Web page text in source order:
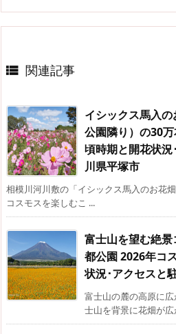
 関連記事
イシックス馬入
公園隣り）の30
頃時期と開花状
川県平塚市
相模川河川敷の「イシックス馬入のお花
コスモスを楽しむこ ...
富士山を望む絶
都公園 2026年コ
状況･アクセスと
富士山の麓の高原に
士山を背景に花畑が